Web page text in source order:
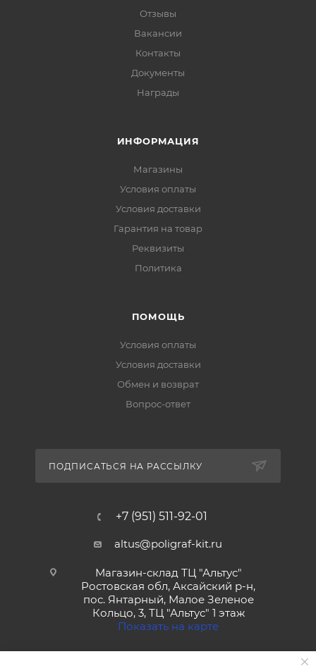
Отзывы
Вакансии
Контакты
Документы
Награды
ИНФОРМАЦИЯ
Магазины
Условия оплаты
Условия доставки
Гарантия на товар
Реквизиты
Политика
ПОМОЩЬ
Условия оплаты
Условия доставки
Обмен и возврат
Вопрос-ответ
ПОДПИСАТЬСЯ НА РАССЫЛКУ
+7 (951) 511-92-01
altus@poligraf-kit.ru
Магазин-склад ТЦ "Альтус"
Ростовская обл, Аксайский р-н,
пос. Янтарный, Малое Зеленое
Кольцо, 3, ТЦ "Альтус" 1 этаж
Показать на карте